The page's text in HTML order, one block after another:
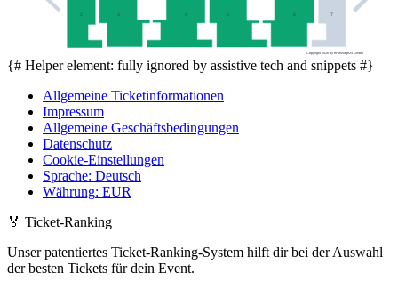
7
6
5
4
3
2
Copyright 2026 by ePassage24 GmbH
{# Helper element: fully ignored by assistive tech and snippets #}
Allgemeine Ticketinformationen
Impressum
Allgemeine Geschäftsbedingungen
Datenschutz
Cookie-Einstellungen
Sprache: Deutsch
Währung: EUR
🏅 Ticket-Ranking
Unser patentiertes Ticket-Ranking-System hilft dir bei der Auswahl
der besten Tickets für dein Event.